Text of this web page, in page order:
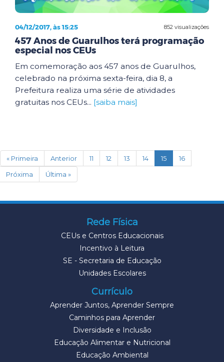
852 visualizações
04/12/2017, às 15:25
457 Anos de Guarulhos terá programação
especial nos CEUs
Em comemoração aos 457 anos de Guarulhos,
celebrado na próxima sexta-feira, dia 8, a
Prefeitura realiza uma série de atividades
gratuitas nos CEUs... [saiba mais]
« Primeira Anterior 11 12 13 14 15(current)
16
Próxima
Última »
Rede Física
CEUs e Centros Educacionais
Incentivo à Leitura
SE - Secretaria de Educação
Unidades Escolares
Currículo
Aprender Juntos, Aprender Sempre
Caminhos para Aprender
Diversidade e Inclusão
Educação Alimentar e Nutricional
Educação Ambiental